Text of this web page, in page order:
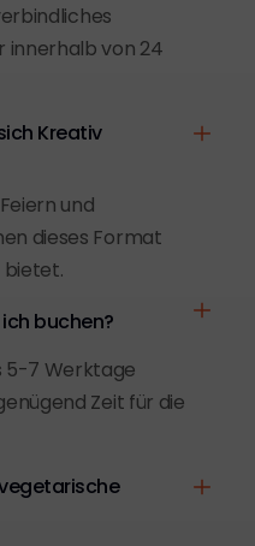
von 24
Kreativ
und
dieses Format
bietet.
buchen?
5-7 Werktage
Zeit für die